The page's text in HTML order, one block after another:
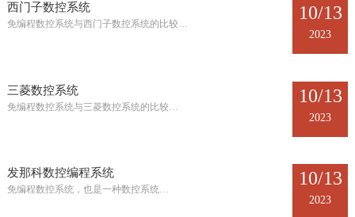
西门子数控系统
免编程数控系统与西门子数控系统的比较…
10/13
2023
三菱数控系统
免编程数控系统与三菱数控系统的比较…
10/13
2023
发那科数控编程系统
免编程数控系统，也是一种数控系统…
10/13
2023